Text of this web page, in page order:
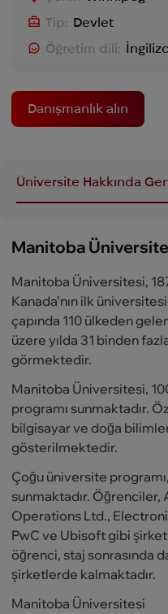
Tip: Devlet
Öğretim dili:
Danışmanlık alın
Üniversite Hakkında
Manitoba
Manitoba Üniversitesi,
Kanada’nın ilk
çapında 110 ülkeden
üzere yılda 31 binden
görmektedir.
Manitoba Üniversitesi,
programı sunmaktadır.
bilgisayar ve doğa
gösterilmektedir.
Çoğu üniversite
sunmaktadır. Öğrenciler,
Operations Ltd.,
PwC ve Ubisoft gibi
öğrenci, staj sonrasında
şirketlerde kalmaktadır.
Manitoba Üniversitesi